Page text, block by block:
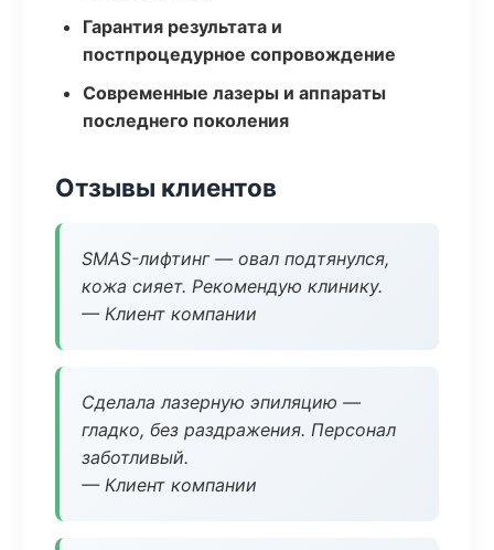
Гарантия результата и
постпроцедурное сопровождение
Современные лазеры и аппараты
последнего поколения
Отзывы клиентов
SMAS-лифтинг — овал подтянулся,
кожа сияет. Рекомендую клинику.
— Клиент компании
Сделала лазерную эпиляцию —
гладко, без раздражения. Персонал
заботливый.
— Клиент компании